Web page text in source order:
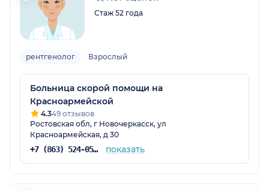
Стаж 52 года
рентгенолог Взрослый
Больница скорой помощи на
Красноармейской
4.349 отзывов
Ростовская обл, г Новочеркасск, ул
Красноармейская, д 30
+7 (863) 524-05-37 показать